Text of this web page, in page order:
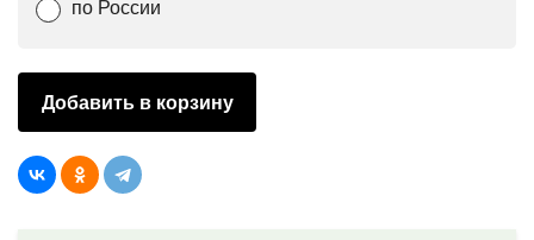
по России
Добавить в корзину